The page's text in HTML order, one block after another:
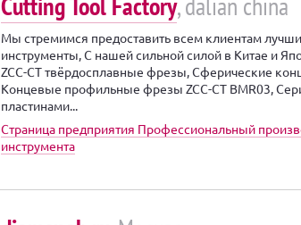
Мы стремимся предоставить всем клиентам
инструменты, С нашей сильной силой в Китае и
ZCC-CT твёрдосплавные фрезы, Сферические
Концевые профильные фрезы ZCC-CT BMR03,
пластинами...
Страница предприятия Профессиональный
инструмента